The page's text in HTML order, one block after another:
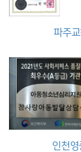
파주
인천